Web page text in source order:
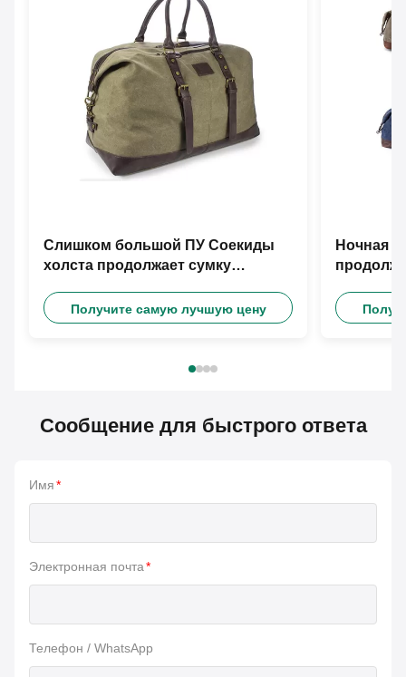
Слишком большой ПУ Соекиды
холста продолжает сумку
Получите самую лучшую цену
Ночная
Сообщение для быстрого ответа
Имя*
Электронная почта*
Телефон / WhatsApp